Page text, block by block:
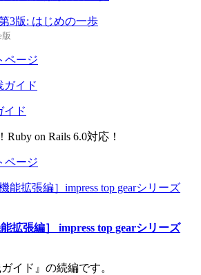
3版: はじめの一歩
ページ
イド
on Rails 6.0対応！
ページ
拡張編］ impress top gearシリーズ
ガイド』の続編です。